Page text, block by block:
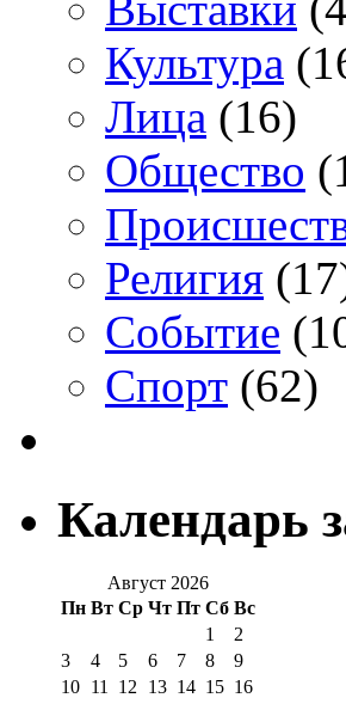
Культура
Лица (16)
Общество
Религия
Событие
Спорт (62)
Календарь
Август 2026
Пн Вт Ср Чт Пт Сб Вс
1
2
3
4 5 6 7 8
9
10 11 12 13 14 15 16